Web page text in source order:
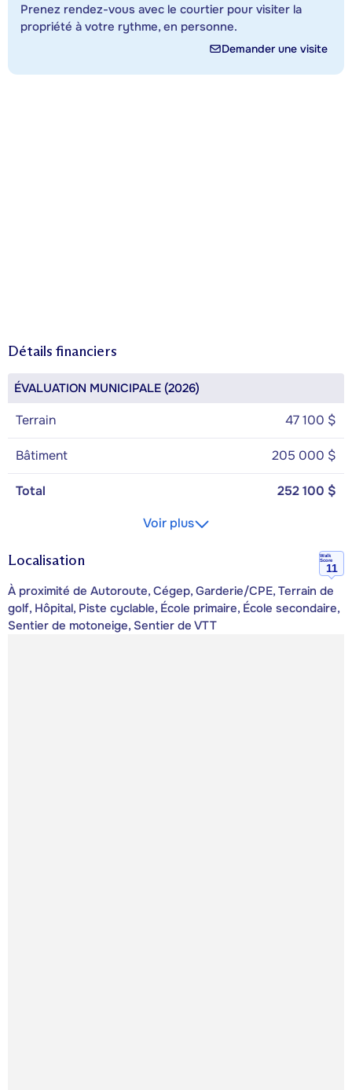
Prenez rendez-vous avec le courtier pour visiter la
propriété à votre rythme, en personne.
Demander une visite
Détails financiers
ÉVALUATION MUNICIPALE (2026)
Terrain 47 100 $
Bâtiment 205 000 $
Total
252 100 $
Voir plus
Localisation
Walk
Score
11
À proximité de Autoroute, Cégep, Garderie/CPE, Terrain de
golf, Hôpital, Piste cyclable, École primaire, École secondaire,
Sentier de motoneige, Sentier de VTT